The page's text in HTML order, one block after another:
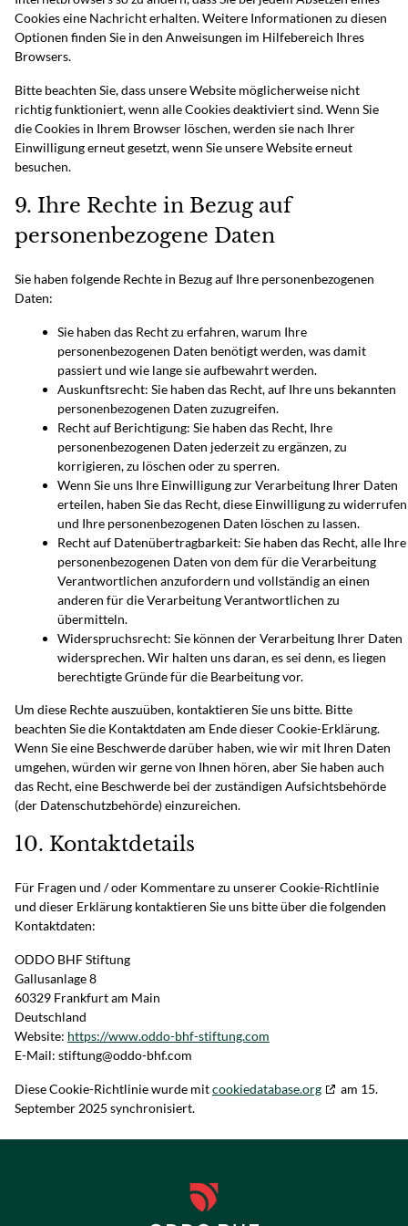
Cookies eine Nachricht erhalten. Weitere Informationen zu diesen
Optionen finden Sie in den Anweisungen im Hilfebereich Ihres
Browsers.
Bitte beachten Sie, dass unsere Website möglicherweise nicht
richtig funktioniert, wenn alle Cookies deaktiviert sind. Wenn Sie
die Cookies in Ihrem Browser löschen, werden sie nach Ihrer
Einwilligung erneut gesetzt, wenn Sie unsere Website erneut
besuchen.
9. Ihre Rechte in Bezug auf
personenbezogene Daten
Sie haben folgende Rechte in Bezug auf Ihre personenbezogenen
Daten:
Sie haben das Recht zu erfahren, warum Ihre
personenbezogenen Daten benötigt werden, was damit
passiert und wie lange sie aufbewahrt werden.
Auskunftsrecht: Sie haben das Recht, auf Ihre uns bekannten
personenbezogenen Daten zuzugreifen.
Recht auf Berichtigung: Sie haben das Recht, Ihre
personenbezogenen Daten jederzeit zu ergänzen, zu
korrigieren, zu löschen oder zu sperren.
Wenn Sie uns Ihre Einwilligung zur Verarbeitung Ihrer Daten
erteilen, haben Sie das Recht, diese Einwilligung zu widerrufen
und Ihre personenbezogenen Daten löschen zu lassen.
Recht auf Datenübertragbarkeit: Sie haben das Recht, alle Ihre
personenbezogenen Daten von dem für die Verarbeitung
Verantwortlichen anzufordern und vollständig an einen
anderen für die Verarbeitung Verantwortlichen zu
übermitteln.
Widerspruchsrecht: Sie können der Verarbeitung Ihrer Daten
widersprechen. Wir halten uns daran, es sei denn, es liegen
berechtigte Gründe für die Bearbeitung vor.
Um diese Rechte auszuüben, kontaktieren Sie uns bitte. Bitte
beachten Sie die Kontaktdaten am Ende dieser Cookie-Erklärung.
Wenn Sie eine Beschwerde darüber haben, wie wir mit Ihren Daten
umgehen, würden wir gerne von Ihnen hören, aber Sie haben auch
das Recht, eine Beschwerde bei der zuständigen Aufsichtsbehörde
(der Datenschutzbehörde) einzureichen.
10. Kontaktdetails
Für Fragen und / oder Kommentare zu unserer Cookie-Richtlinie
und dieser Erklärung kontaktieren Sie uns bitte über die folgenden
Kontaktdaten:
ODDO BHF Stiftung
Gallusanlage 8
60329 Frankfurt am Main
Deutschland
Website: https://www.oddo-bhf-stiftung.com
E-Mail: stiftung@oddo-bhf.com
Diese Cookie-Richtlinie wurde mitcookiedatabase.org
am 15.
September 2025 synchronisiert.